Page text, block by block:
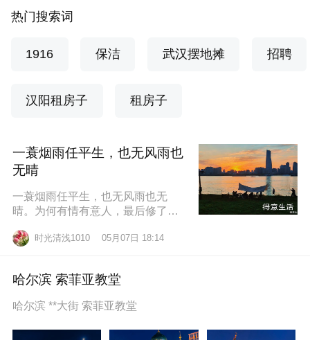
热门搜索词
1916 保洁 武汉摆地摊 招聘
汉阳租房子 租房子
一蓑烟雨任平生，也无风雨也
无晴
一蓑烟雨任平生，也无风雨也无
晴。为何有情有意人，最后修了无
却有情。莫道桑榆晚，为霞尚满
时光清浅1010 05月07日 18:14
哈尔滨 索菲亚教堂
哈尔滨 **大街 索菲亚教堂